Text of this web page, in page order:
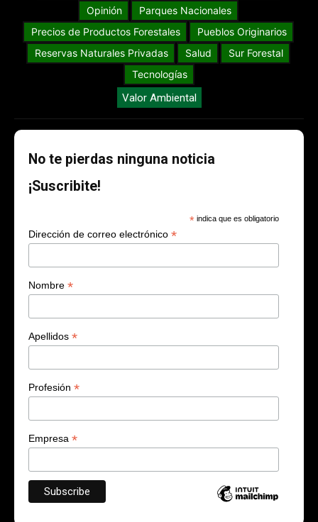
Opinión
Parques Nacionales
Precios de Productos Forestales
Pueblos Originarios
Reservas Naturales Privadas
Salud
Sur Forestal
Tecnologías
Valor Ambiental
No te pierdas ninguna noticia
¡Suscribite!
* indica que es obligatorio
Dirección de correo electrónico *
Nombre *
Apellidos *
Profesión *
Empresa *